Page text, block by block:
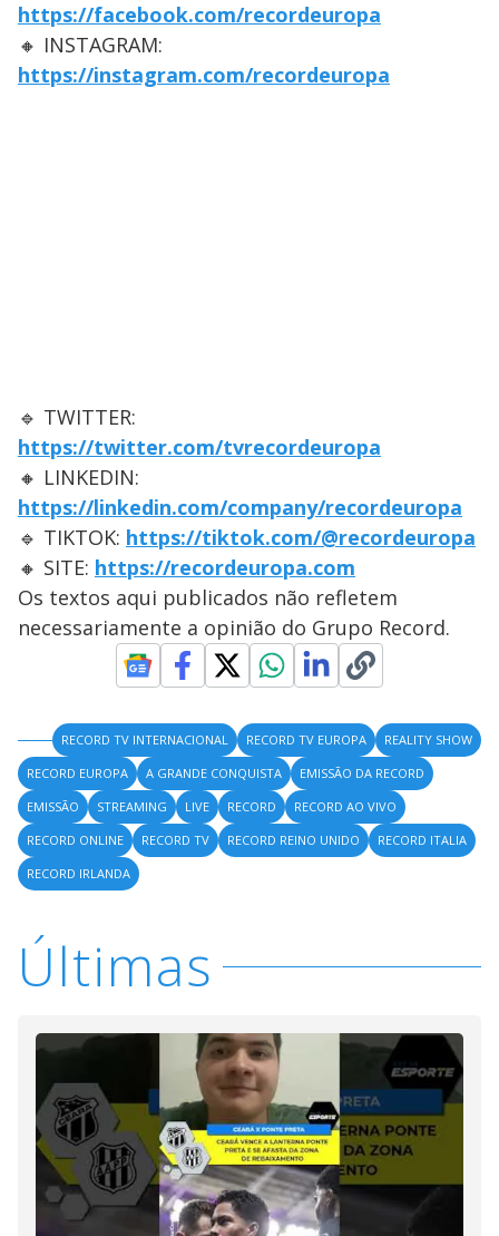
https://facebook.com/recordeuropa
🔸 INSTAGRAM:
https://instagram.com/recordeuropa
🔹 TWITTER:
https://twitter.com/tvrecordeuropa
🔸 LINKEDIN:
https://linkedin.com/company/recordeuropa
🔹 TIKTOK: https://tiktok.com/@recordeuropa
🔸 SITE: https://recordeuropa.com
Os textos aqui publicados não refletem
necessariamente a opinião do Grupo Record.
RECORD TV INTERNACIONAL RECORD TV EUROPA
REALITY SHOW
RECORD EUROPA
A GRANDE CONQUISTA
EMISSÃO DA RECORD
EMISSÃO
STREAMING LIVE RECORD
RECORD AO VIVO
RECORD ONLINE
RECORD TV RECORD REINO UNIDO
RECORD ITALIA
RECORD IRLANDA
Últimas